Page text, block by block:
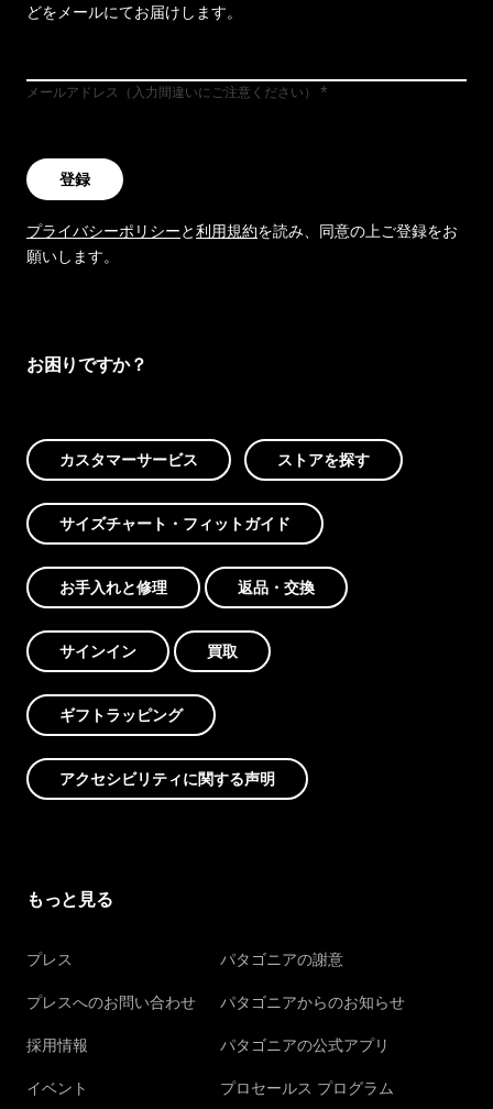
どをメールにてお届けします。
メールアドレス（入力間違いにご注意ください）
登録
プライバシーポリシーと利用規約を読み、同意の上ご登録をお
願いします。
お困りですか？
カスタマーサービス ストアを探す
サイズチャート・フィットガイド
お手入れと修理 返品・交換
サインイン 買取
ギフトラッピング
アクセシビリティに関する声明
もっと見る
プレス
プレスへのお問い合わせ
採用情報
イベント
パタゴニアの謝意
パタゴニアからのお知らせ
パタゴニアの公式アプリ
プロセールス プログラム